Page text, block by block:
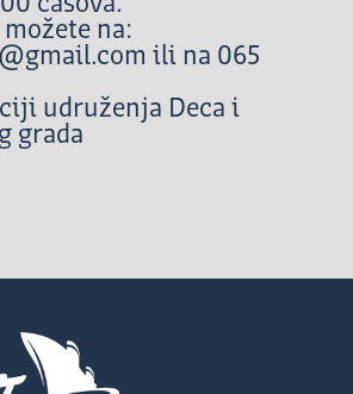
na:
ili na 065
udruženja Deca i
grada